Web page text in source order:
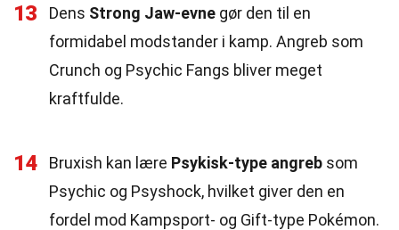
13 Dens Strong Jaw-evne gør den til en
formidabel modstander i kamp. Angreb som
Crunch og Psychic Fangs bliver meget
kraftfulde.
14 Bruxish kan lære Psykisk-type angreb som
Psychic og Psyshock, hvilket giver den en
fordel mod Kampsport- og Gift-type Pokémon.